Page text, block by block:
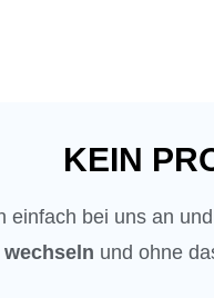
KEIN
einfach bei uns an
und ohne